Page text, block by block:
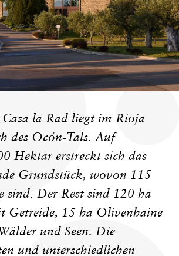
la Rad liegt im Rioja
des Ocón-Tals. Auf
Hektar erstreckt sich das
Grundstück, wovon 115
sind. Der Rest sind 120 ha
Getreide, 15 ha Olivenhaine
und Seen. Die
und unterschiedlichen